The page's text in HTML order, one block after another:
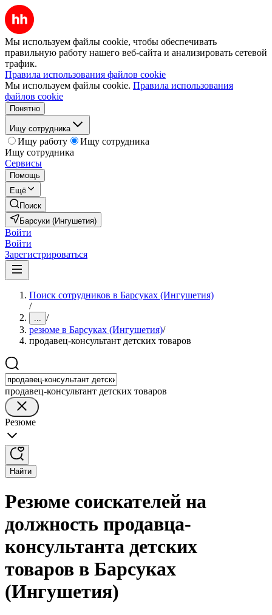
Мы используем файлы cookie, чтобы обеспечивать
правильную работу нашего веб-сайта и анализировать сетевой
трафик.
Правила использования файлов cookie
Мы используем файлы cookie. Правила использования
файлов cookie
Понятно
Ищу сотрудника
Ищу работу
Ищу сотрудника
Ищу сотрудника
Сервисы
Помощь
Ещё
Поиск
Барсуки (Ингушетия)
Войти
Войти
Зарегистрироваться
Поиск сотрудников в Барсуках (Ингушетия)
/
... /
резюме в Барсуках (Ингушетия)/
продавец-консультант детских товаров
продавец-консультант детских товаров
Резюме
Найти
Резюме соискателей на
должность продавца-
консультанта детских
товаров в Барсуках
(Ингушетия)